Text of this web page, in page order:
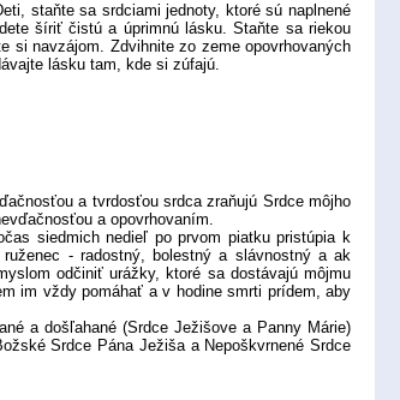
staňte sa srdciami jednoty, ktoré sú naplnené
šíriť čistú a úprimnú lásku. Staňte sa riekou
si navzájom. Zdvihnite zo zeme opovrhovaných
lásku tam, kde si zúfajú.
a tvrdosťou srdca zraňujú Srdce môjho
a opovrhovaním.
siedmich nedieľ po prvom piatku pristúpia k
- radostný, bolestný a slávnostný a ak
odčiniť urážky, ktoré sa dostávajú môjmu
im vždy pomáhať a v hodine smrti prídem, aby
a došľahané (Srdce Ježišove a Panny Márie)
Srdce Pána Ježiša a Nepoškvrnené Srdce